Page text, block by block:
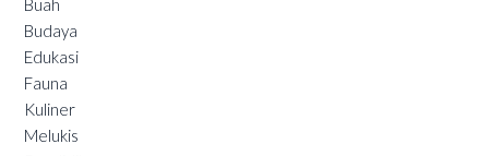
Buah
Budaya
Edukasi
Fauna
Kuliner
Melukis